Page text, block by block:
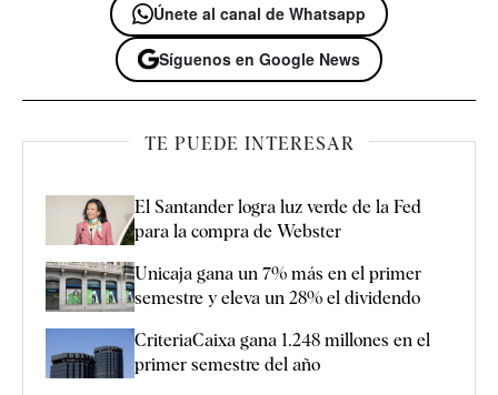
Únete al canal de Whatsapp
Síguenos en Google News
TE PUEDE INTERESAR
El Santander logra luz verde de la Fed
para la compra de Webster
Unicaja gana un 7% más en el primer
semestre y eleva un 28% el dividendo
CriteriaCaixa gana 1.248 millones en el
primer semestre del año